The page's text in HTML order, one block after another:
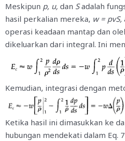
Meskipun p, u, dan Sadalah
hasil perkalian mereka, w = pvS,
operasi keadaan mantap dan
dikeluarkan dari integral. Ini
Kemudian, integrasi dengan
Ketika hasil ini dimasukkan ke
hubungan mendekati dalam Eq.